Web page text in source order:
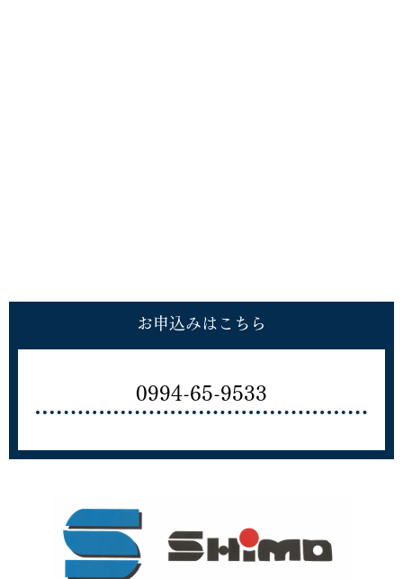
お申込みはこちら
0994-65-9533